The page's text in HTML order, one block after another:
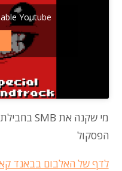
Youtube
מי שקנה את SMB
הפסקול
לדף של האלבום בבאנד קאמפ ב